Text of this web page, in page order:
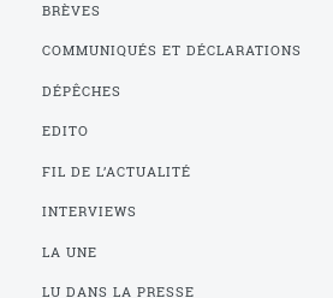
BRÈVES
COMMUNIQUÉS ET DÉCLARATIONS
DÉPÊCHES
EDITO
FIL DE L’ACTUALITÉ
INTERVIEWS
LA UNE
LU DANS LA PRESSE